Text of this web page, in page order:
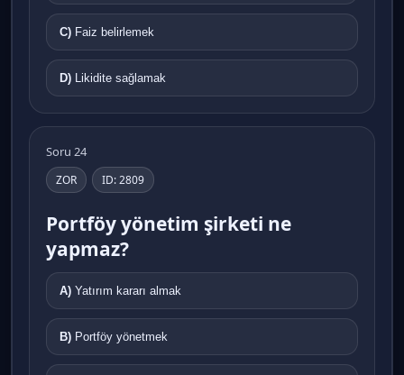
C) Faiz belirlemek
D) Likidite sağlamak
Soru 24
ZOR ID: 2809
Portföy yönetim şirketi ne
yapmaz?
A) Yatırım kararı almak
B) Portföy yönetmek